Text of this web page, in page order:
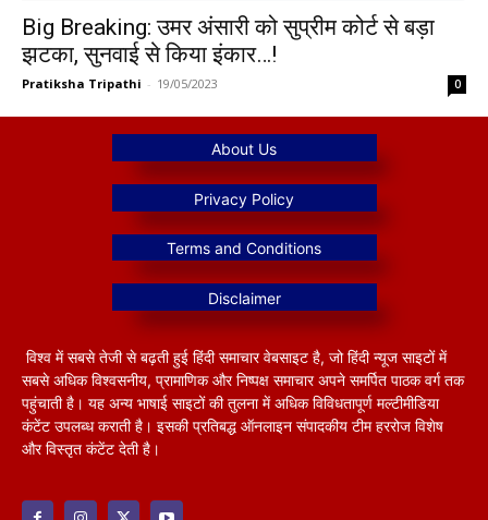
Big Breaking: उमर अंसारी को सुप्रीम कोर्ट से बड़ा
झटका, सुनवाई से किया इंकार…!
Pratiksha Tripathi - 19/05/2023 0
विश्व में सबसे तेजी से बढ़ती हुई हिंदी समाचार वेबसाइट है, जो हिंदी न्यूज साइटों में
सबसे अधिक विश्वसनीय, प्रामाणिक और निष्पक्ष समाचार अपने समर्पित पाठक वर्ग तक
पहुंचाती है। यह अन्य भाषाई साइटों की तुलना में अधिक विविधतापूर्ण मल्टीमीडिया
कंटेंट उपलब्ध कराती है। इसकी प्रतिबद्ध ऑनलाइन संपादकीय टीम हररोज विशेष
और विस्तृत कंटेंट देती है।